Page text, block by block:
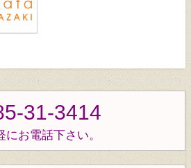
31-3414
にお電話下さい。